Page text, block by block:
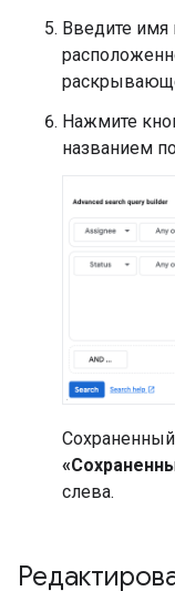
Введите имя
Нажмите
названием
слева.